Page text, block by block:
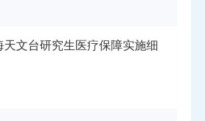
天文台研究生医疗保障实施细